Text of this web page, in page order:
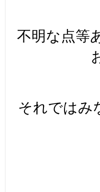
不明な点等
それではみ